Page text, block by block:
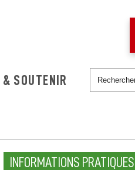
SOUTENIR
INFORMATIONS PRATIQUES